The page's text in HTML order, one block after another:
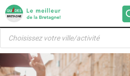
Skip
content
Recherche
produits